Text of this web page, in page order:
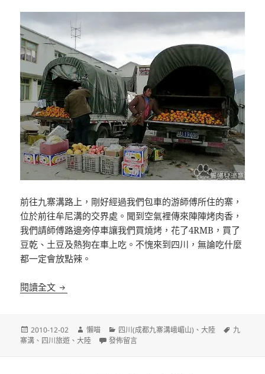
前往九寨溝路上，剛好經過我們包車的游師傅所住的寨，
位於前往牟尼溝的交界處。聞到空氣裡傳來陣陣烤肉香，
我們請師傅路邊旁停車讓我們買燒烤，花了4RMB，買了
豆乾、土豆及熱狗在車上吃。不愧來到四川，無論吃什麼
都一定會放點辣。
閱讀全文 [四川九寨溝]比較通俗的印象九寨藏羌歌舞晚會
發
佈
2010-12-02
作
者
懶喵
分
類
四川(成都九寨溝峨嵋山) 、大陸
標
九
寨溝 、 四川旅遊 、大陸 在〈[四川九寨溝]比較通俗的印象九寨藏羌歌舞晚
發佈留言